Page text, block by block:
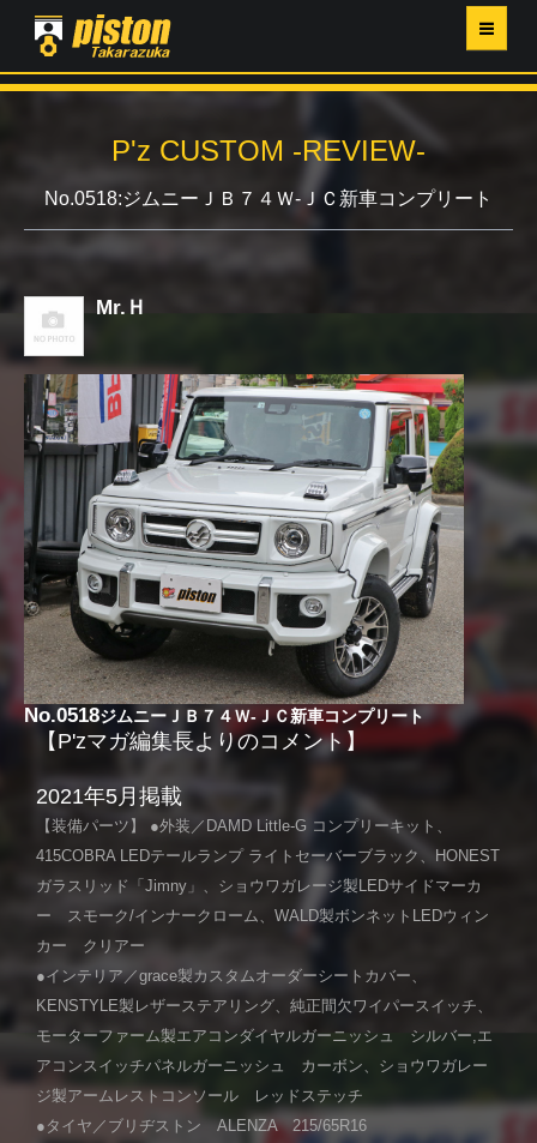
P'Z MAGAZINE
PISTON YAHOO店
店舗ご案内
P'z CUSTOM -REVIEW-
No.0518:ジムニーＪＢ７４Ｗ-ＪＣ新車コンプリート
Mr.Ｈ
No.0518ジムニーＪＢ７４Ｗ-ＪＣ新車コンプリート
【P'zマガ編集長よりのコメント】
2021年5月掲載
【装備パーツ】 ●外装／DAMD Little-G コンプリーキット、
415COBRA LEDテールランプ ライトセーバーブラック、HONEST
ガラスリッド「Jimny」、ショウワガレージ製LEDサイドマーカ
ー スモーク/インナークローム、WALD製ボンネットLEDウィン
カー クリアー
●インテリア／grace製カスタムオーダーシートカバー、
KENSTYLE製レザーステアリング、純正間欠ワイパースイッチ、
モーターファーム製エアコンダイヤルガーニッシュ シルバー,エ
アコンスイッチパネルガーニッシュ カーボン、ショウワガレー
ジ製アームレストコンソール レッドステッチ
●タイヤ／ブリヂストン ALENZA 215/65R16